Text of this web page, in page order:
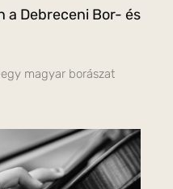
a Debreceni Bor- és
magyar borászat